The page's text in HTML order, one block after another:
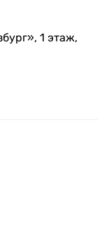
1 этаж,